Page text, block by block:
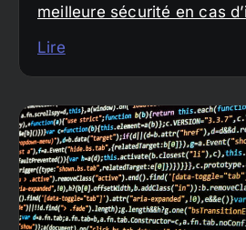
meilleure sécurité en cas
Lire